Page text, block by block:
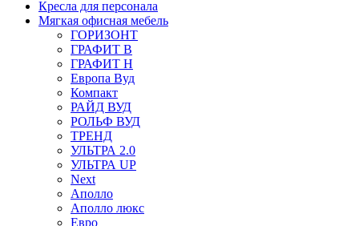
Кресла для персонала
Мягкая офисная мебель
ГОРИЗОНТ
ГРАФИТ В
ГРАФИТ Н
Европа Вуд
Компакт
РАЙД ВУД
РОЛЬФ ВУД
ТРЕНД
УЛЬТРА 2.0
УЛЬТРА UP
Next
Аполло
Аполло люкс
Евро